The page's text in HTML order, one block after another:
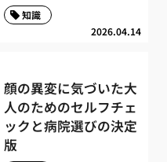
2026.04.14
知識
顔の異変に気づいた大
人のためのセルフチェ
ックと病院選びの決定
版